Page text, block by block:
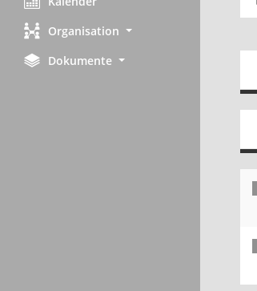
Organisation
Dokumente